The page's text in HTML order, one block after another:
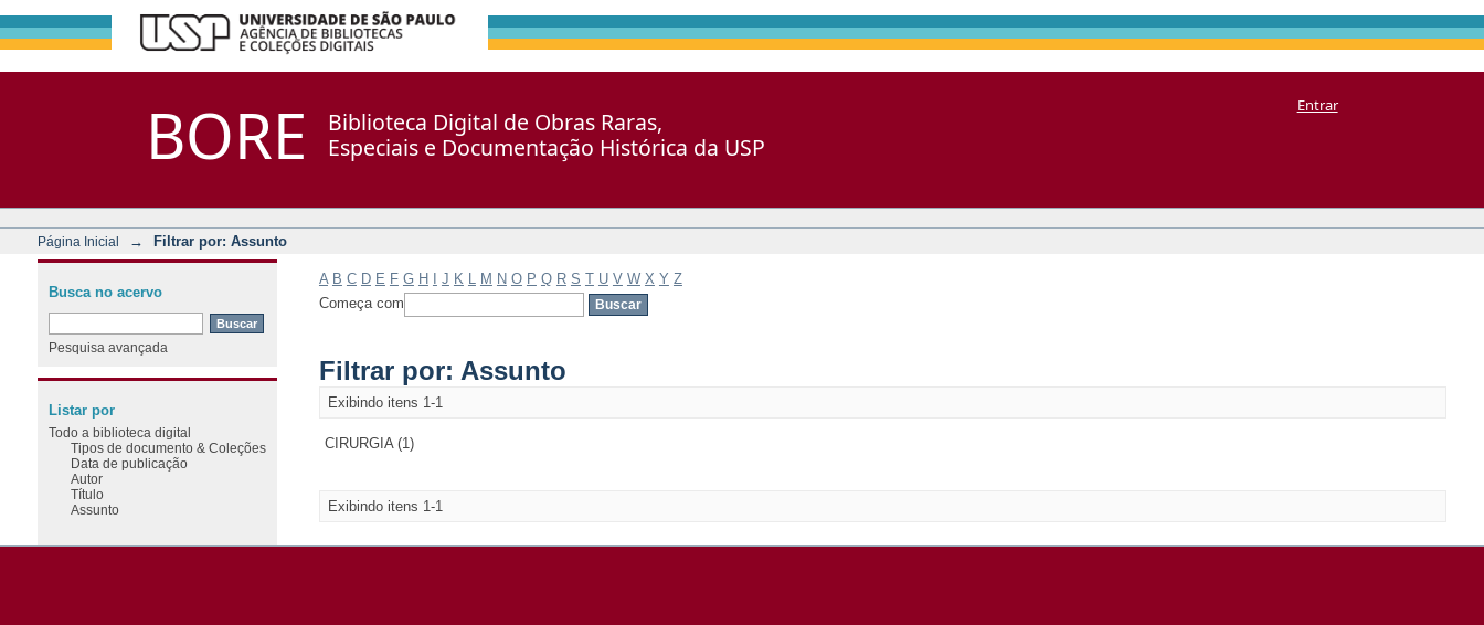
BORE
Biblioteca Digital de Obras Raras,
Especiais e Documentação Histórica da USP
Entrar
Página Inicial → Filtrar por: Assunto
A B C D E F G H J K M N O P Q R S T U V W X Y Z
Começa com
Filtrar por: Assunto
Exibindo itens 1-1
CIRURGIA (1)
Exibindo itens 1-1
Busca no acervo
Pesquisa avançada
Listar por
Todo a biblioteca digital
Tipos de documento & Coleções
Data de publicação
Autor
Título
Assunto